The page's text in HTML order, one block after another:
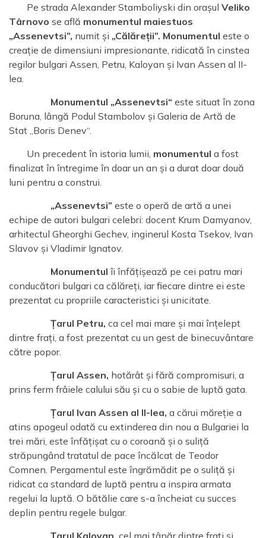
Pe strada Alexander Stamboliyski din orașul Veliko
Târnovo se află monumentul maiestuos
„Assenevtsi”, numit și „Călăreții”. Monumentul este o
creație de dimensiuni impresionante, ridicată în cinstea
regilor bulgari Assen, Petru, Kaloyan și Ivan Assen al II-
lea.
Monumentul „Assenevtsi“ este situat în zona
Boruna, lângă Podul Stambolov și Galeria de Artă de
Stat „Boris Denev“.
Un precedent în istoria lumii, monumentul a fost
finalizat în întregime în doar un an și a durat doar două
luni pentru a construi.
„Assenevtsi” este o operă de artă a unei
echipe de autori bulgari celebri: docent Krum Damyanov,
arhitectul Gheorghi Gechev, inginerul Kosta Tsekov, Ivan
Slavov și Vladimir Ignatov.
Monumentul îi înfățișează pe cei patru mari
conducători bulgari ca călăreți, iar fiecare dintre ei este
prezentat cu propriile caracteristici și unicitate.
Țarul Petru, ca cel mai mare și mai înțelept
dintre frați, a fost prezentat cu un gest de binecuvântare
către popor.
Țarul Assen, hotărât și fără compromisuri, a
prins ferm frâiele calului său și cu o sabie de luptă gata.
Țarul Ivan Assen al II-lea, a cărui măreție a
atins apogeul odată cu extinderea din nou a Bulgariei la
trei mări, este înfățișat cu o coroană și o suliță
străpungând tratatul de pace încălcat de Teodor
Comnen. Pergamentul este îngrămădit pe o suliță și
ridicat ca standard de luptă pentru a inspira armata
regelui la luptă. O bătălie care s-a încheiat cu succes
deplin pentru regele bulgar.
Țarul Kaloyan, cel mai tânăr dintre frați și